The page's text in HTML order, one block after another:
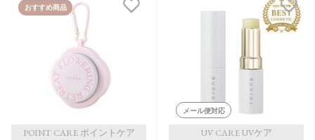
おすすめ商品
POINT CARE ポイントケア
メール便対応
UV CARE UVケア